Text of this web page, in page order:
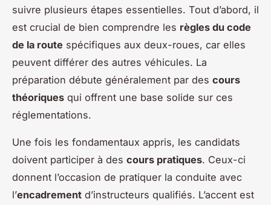
suivre plusieurs étapes essentielles. Tout d’abord, il
est crucial de bien comprendre les règles du code
de la route spécifiques aux deux-roues, car elles
peuvent différer des autres véhicules. La
préparation débute généralement par des cours
théoriques qui offrent une base solide sur ces
réglementations.
Une fois les fondamentaux appris, les candidats
doivent participer à des cours pratiques. Ceux-ci
donnent l’occasion de pratiquer la conduite avec
l’encadrement d’instructeurs qualifiés. L’accent est